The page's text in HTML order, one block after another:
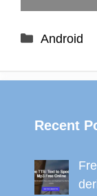
Categories
Android
Recent